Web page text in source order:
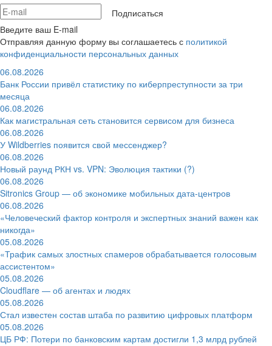
Подписаться
Введите ваш E-mail
Отправляя данную форму вы соглашаетесь с политикой
конфиденциальности персональных данных
06.08.2026
Банк России привёл статистику по киберпреступности за три
месяца
06.08.2026
Как магистральная сеть становится сервисом для бизнеса
06.08.2026
У Wildberries появится свой мессенджер?
06.08.2026
Новый раунд РКН vs. VPN: Эволюция тактики (?)
06.08.2026
Sitronics Group — об экономике мобильных дата-центров
06.08.2026
«Человеческий фактор контроля и экспертных знаний важен как
никогда»
05.08.2026
«Трафик самых злостных спамеров обрабатывается голосовым
ассистентом»
05.08.2026
Cloudflare — об агентах и людях
05.08.2026
Стал известен состав штаба по развитию цифровых платформ
05.08.2026
ЦБ РФ: Потери по банковским картам достигли 1,3 млрд рублей